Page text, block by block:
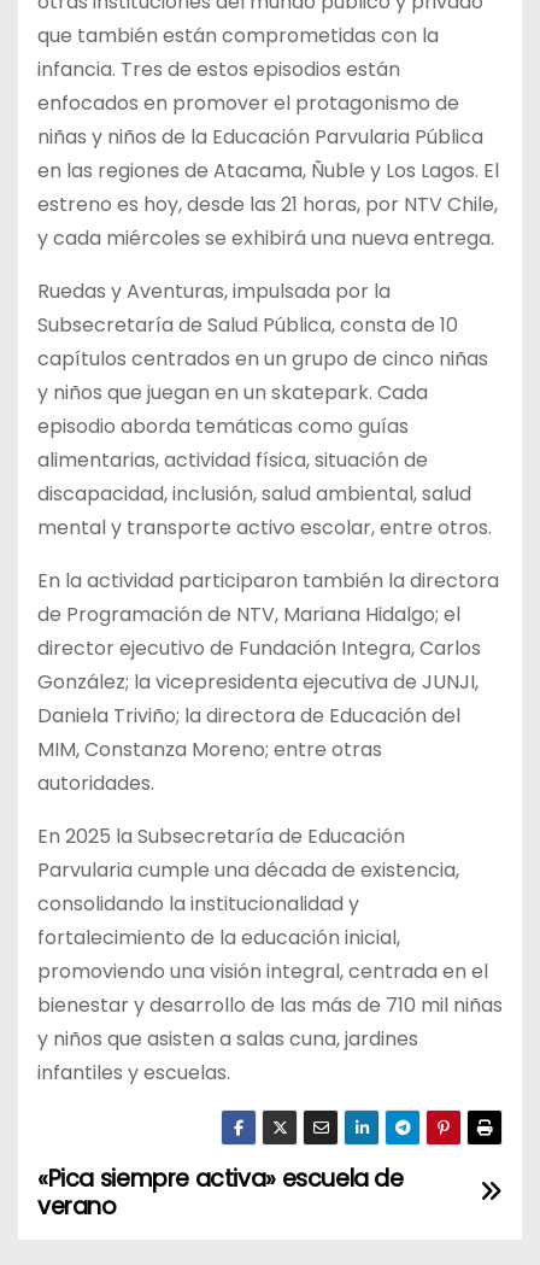
que también están comprometidas con la
infancia. Tres de estos episodios están
enfocados en promover el protagonismo de
niñas y niños de la Educación Parvularia Pública
en las regiones de Atacama, Ñuble y Los Lagos. El
estreno es hoy, desde las 21 horas, por NTV Chile,
y cada miércoles se exhibirá una nueva entrega.
Ruedas y Aventuras, impulsada por la
Subsecretaría de Salud Pública, consta de 10
capítulos centrados en un grupo de cinco niñas
y niños que juegan en un skatepark. Cada
episodio aborda temáticas como guías
alimentarias, actividad física, situación de
discapacidad, inclusión, salud ambiental, salud
mental y transporte activo escolar, entre otros.
En la actividad participaron también la directora
de Programación de NTV, Mariana Hidalgo; el
director ejecutivo de Fundación Integra, Carlos
González; la vicepresidenta ejecutiva de JUNJI,
Daniela Triviño; la directora de Educación del
MIM, Constanza Moreno; entre otras
autoridades.
En 2025 la Subsecretaría de Educación
Parvularia cumple una década de existencia,
consolidando la institucionalidad y
fortalecimiento de la educación inicial,
promoviendo una visión integral, centrada en el
bienestar y desarrollo de las más de 710 mil niñas
y niños que asisten a salas cuna, jardines
infantiles y escuelas.
N
«Pica siempre activa» escuela de
verano